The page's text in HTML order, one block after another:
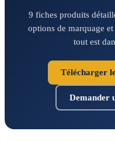
9 fiches produits
options de marquage
tout est
Télécharger
Demander